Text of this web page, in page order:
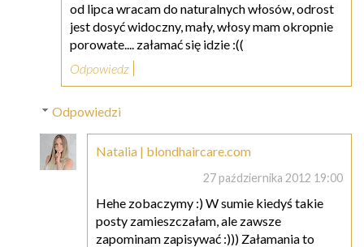
od lipca wracam do naturalnych włosów, odrost
jest dosyć widoczny, mały, włosy mam okropnie
porowate.... załamać się idzie :((
Odpowiedz
Odpowiedzi
Natalia | blondhaircare.com
27 października 2012 19:00
Hehe zobaczymy :) W sumie kiedyś takie
posty zamieszczałam, ale zawsze
zapominam zapisywać :))) Załamania to